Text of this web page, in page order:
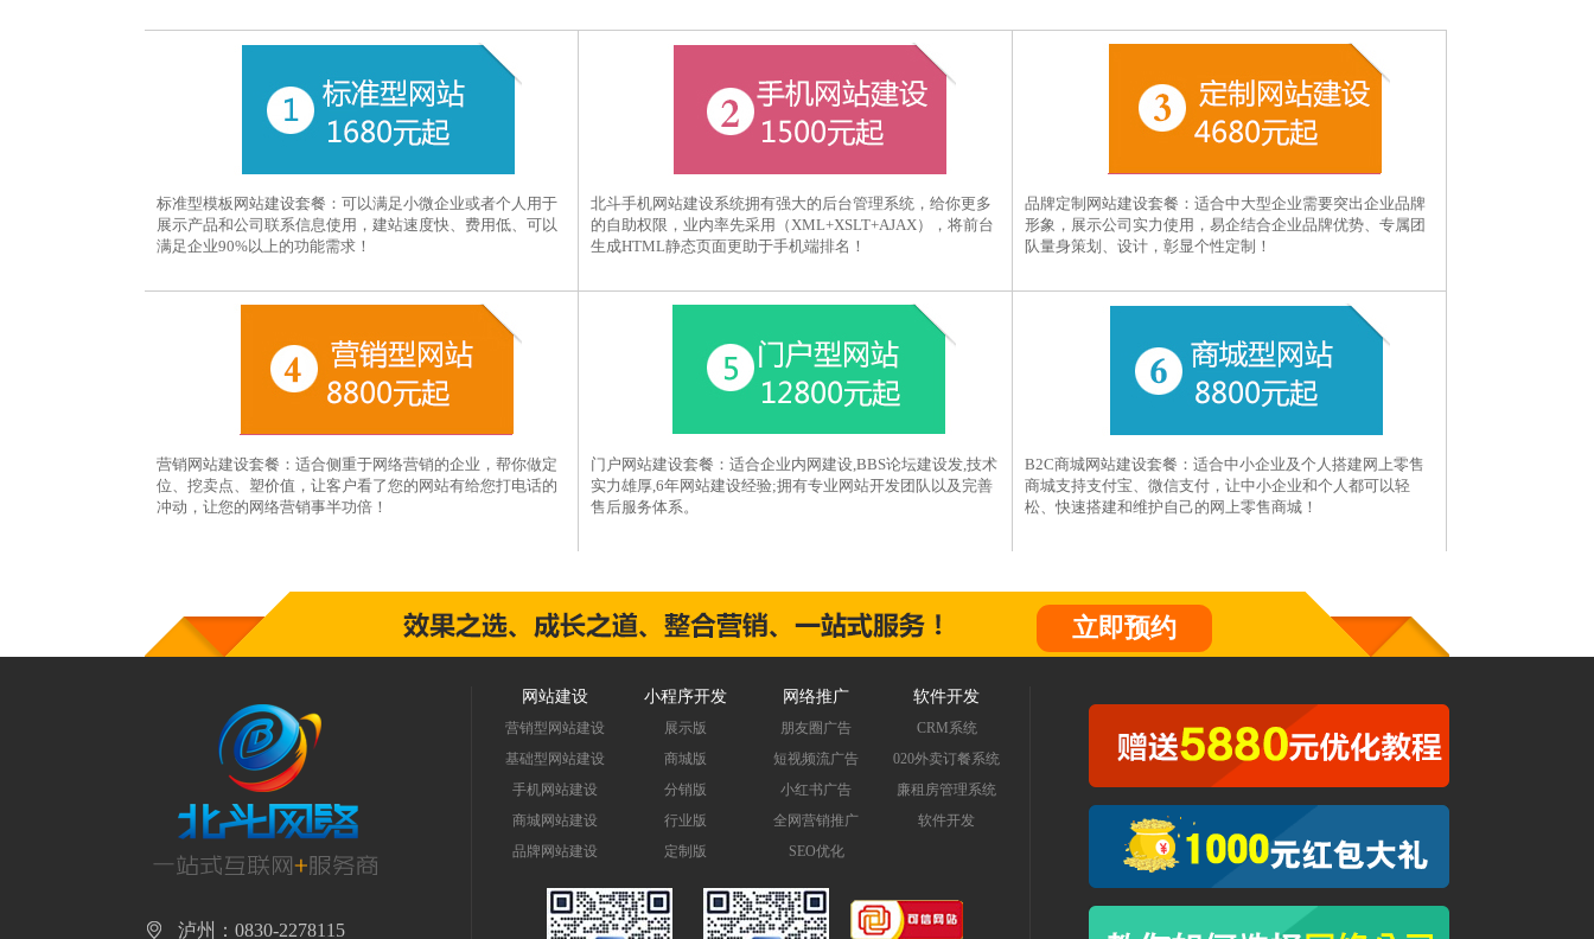
标准型模板网站建设套餐：可以满足小微企业或者个人用于
展示产品和公司联系信息使用，建站速度快、费用低、可以
满足企业90%以上的功能需求！
北斗手机网站建设系统拥有强大的后台管理系统，给你更多
的自助权限，业内率先采用（XML+XSLT+AJAX），将前台
生成HTML静态页面更助于手机端排名！
品牌定制网站建设套餐：适合中大型企业需要突出企业品牌
形象，展示公司实力使用，易企结合企业品牌优势、专属团
队量身策划、设计，彰显个性定制！
营销网站建设套餐：适合侧重于网络营销的企业，帮你做定
位、挖卖点、塑价值，让客户看了您的网站有给您打电话的
冲动，让您的网络营销事半功倍！
门户网站建设套餐：适合企业内网建设,BBS论坛建设发,技术
实力雄厚,6年网站建设经验;拥有专业网站开发团队以及完善
售后服务体系。
B2C商城网站建设套餐：适合中小企业及个人搭建网上零售
商城支持支付宝、微信支付，让中小企业和个人都可以轻
松、快速搭建和维护自己的网上零售商城！
立即预约
泸州：0830-2278115
网站建设
营销型网站建设
基础型网站建设
手机网站建设
商城网站建设
品牌网站建设
小程序开发
展示版
商城版
分销版
行业版
定制版
网络推广
朋友圈广告
短视频流广告
小红书广告
全网营销推广
SEO优化
软件开发
CRM系统
020外卖订餐系统
廉租房管理系统
软件开发